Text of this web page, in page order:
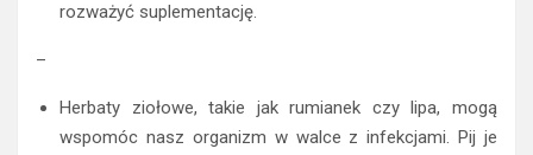
rozważyć suplementację.
–
Herbaty ziołowe, takie jak rumianek czy lipa, mogą
wspomóc nasz organizm w walce z infekcjami. Pij je